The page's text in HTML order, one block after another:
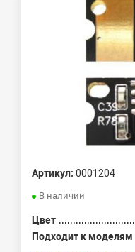
Артикул: 0001204
В наличии
Цвет
Подходит к моделям